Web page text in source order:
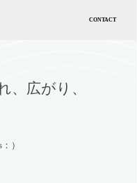
、広がり、
）
CONTACT